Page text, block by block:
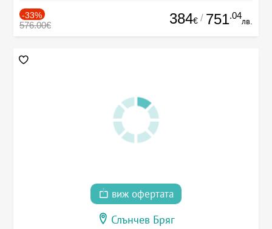
-33%
576.00€ 384€ / 751.04
лв.
виж офертата
Слънчев Бряг